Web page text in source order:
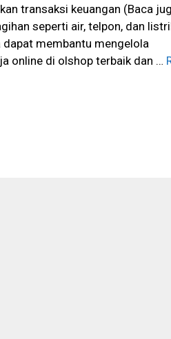
transaksi keuangan (Baca
seperti air, telpon, dan
dapat membantu mengelola
online di olshop terbaik dan …